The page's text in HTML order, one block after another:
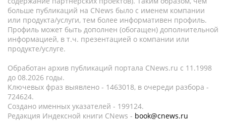
больше публикаций на CNews было с именем компании
или продукта/услуги, тем более информативен профиль.
Профиль может быть дополнен (обогащен) дополнительной
информацией, в т.ч. презентацией о компании или
продукте/услуге.
Обработан архив публикаций портала CNews.ru c 11.1998
до 08.2026 годы.
Ключевых фраз выявлено - 1463018, в очереди разбора -
724624.
Создано именных указателей - 199124.
Редакция Индексной книги CNews - book@cnews.ru